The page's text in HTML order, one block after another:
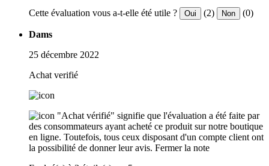
Cette évaluation vous a-t-elle été utile ? Oui (2) Non (0)
Dams
25 décembre 2022
Achat verifié
"Achat vérifié" signifie que l'évaluation a été faite par
des consommateurs ayant acheté ce produit sur notre boutique
en ligne. Toutefois, tous ceux disposant d'un compte client ont
la possibilité de donner leur avis. Fermer la note